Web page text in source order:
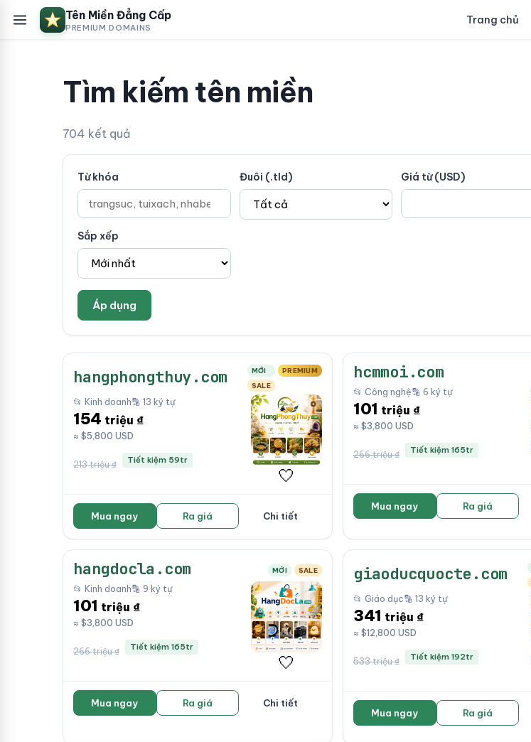
Tên Miền Đẳng Cấp
PREMIUM DOMAINS
Trang chủ
Tìm kiếm tên miền
704 kết quả
Từ khóa Đuôi (.tld) Giá từ (USD)
Sắp xếp
Áp dụng
hangphongthuy.com MỚI
PREMIUM
SALE
📂 Kinh doanh🔡 13 ký tự
154 triệu ₫
≈ $5,800 USD
213 triệu ₫ Tiết kiệm 59tr
🤍
Mua ngay Ra giá Chi tiết
hcmmoi.com
📂 Công nghệ🔡 6 ký tự
101 triệu ₫
≈ $3,800 USD
266 triệu ₫ Tiết kiệm 165tr
Mua ngay Ra giá
hangdocla.com MỚI SALE
📂 Kinh doanh🔡 9 ký tự
101 triệu ₫
≈ $3,800 USD
266 triệu ₫ Tiết kiệm 165tr
🤍
Mua ngay Ra giá Chi tiết
giaoducquocte.com
📂 Giáo dục🔡 13 ký tự
341 triệu ₫
≈ $12,800 USD
533 triệu ₫ Tiết kiệm 192tr
Mua ngay Ra giá